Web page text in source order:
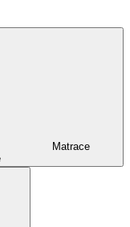
Matrace